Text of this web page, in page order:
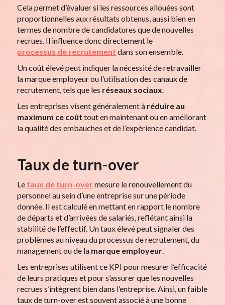
Cela permet d’évaluer si les ressources allouées sont
proportionnelles aux résultats obtenus, aussi bien en
termes de nombre de candidatures que de nouvelles
recrues. Il influence donc directement le
processus de recrutement dans son ensemble.
Un coût élevé peut indiquer la nécessité de retravailler
la marque employeur ou l’utilisation des canaux de
recrutement, tels que les réseaux sociaux
Les entreprises visent généralement à réduire au
maximum ce coût tout en maintenant ou en améliorant
la qualité des embauches et de l’expérience candidat.
Taux de turn-over
Le taux de turn-over mesure le renouvellement du
personnel au sein d’une entreprise sur une période
donnée. Il est calculé en mettant en rapport le nombre
de départs et d’arrivées de salariés, reflétant ainsi la
stabilité de l’effectif. Un taux élevé peut signaler des
problèmes au niveau du processus de recrutement, du
management ou de la marque employeur.
Les entreprises utilisent ce KPI pour mesurer l’efficacité
de leurs pratiques et pour s’assurer que les nouvelles
recrues s’intègrent bien dans l’entreprise. Ainsi, un faible
taux de turn-over est souvent associé à une bonne